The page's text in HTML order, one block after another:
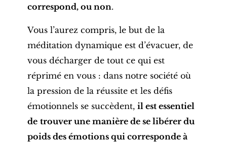
correspond, ou non.
Vous l’aurez compris, le but de la
méditation dynamique est d’évacuer, de
vous décharger de tout ce qui est
réprimé en vous : dans notre société où
la pression de la réussite et les défis
émotionnels se succèdent, il est essentiel
de trouver une manière de se libérer du
poids des émotions qui corresponde à